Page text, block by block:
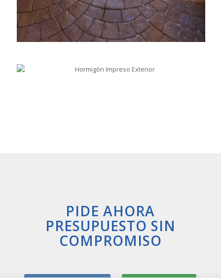
PIDE AHORA
PRESUPUESTO SIN
COMPROMISO